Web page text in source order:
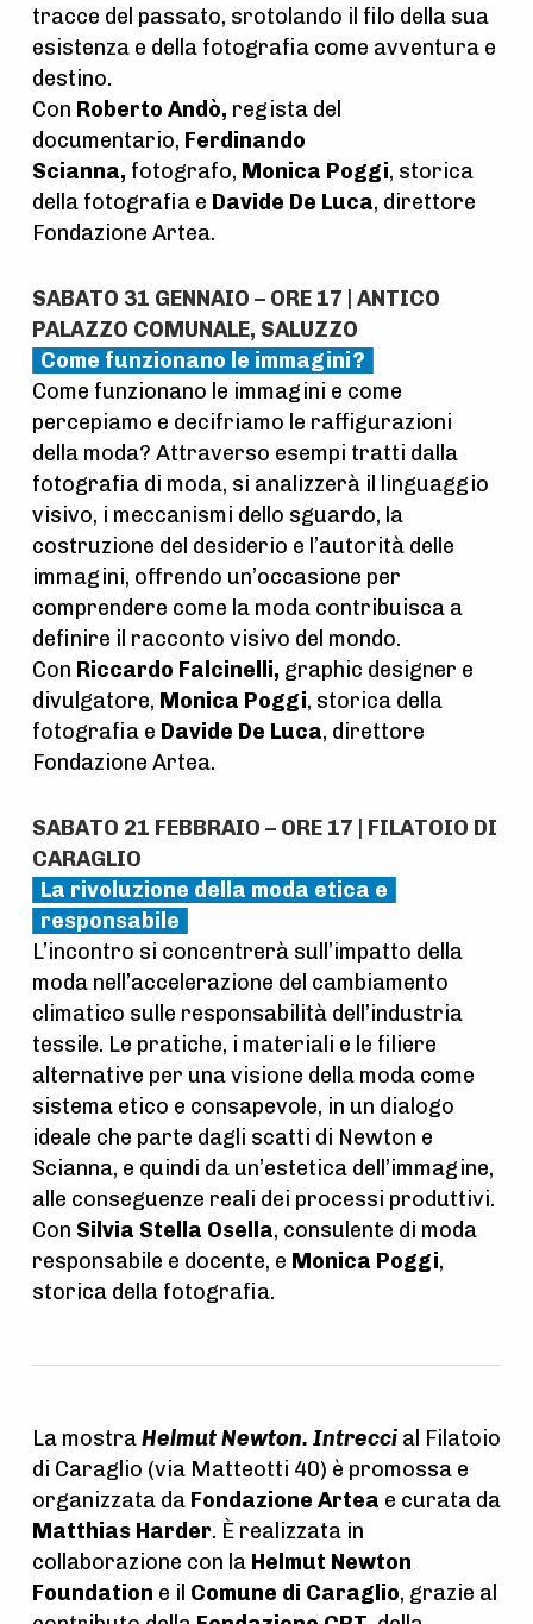
tracce del passato, srotolando il filo della sua
esistenza e della fotografia come avventura e
destino.
Con Roberto Andò, regista del
documentario, Ferdinando
Scianna, fotografo, Monica Poggi, storica
della fotografia e Davide De Luca, direttore
Fondazione Artea.
SABATO 31 GENNAIO – ORE 17 | ANTICO
PALAZZO COMUNALE, SALUZZO
Come funzionano le immagini?
Come funzionano le immagini e come
percepiamo e decifriamo le raffigurazioni
della moda? Attraverso esempi tratti dalla
fotografia di moda, si analizzerà il linguaggio
visivo, i meccanismi dello sguardo, la
costruzione del desiderio e l’autorità delle
immagini, offrendo un’occasione per
comprendere come la moda contribuisca a
definire il racconto visivo del mondo.
Con Riccardo Falcinelli, graphic designer e
divulgatore, Monica Poggi, storica della
fotografia e Davide De Luca, direttore
Fondazione Artea.
SABATO 21 FEBBRAIO – ORE 17 | FILATOIO DI
CARAGLIO
La rivoluzione della moda etica e
responsabile
L’incontro si concentrerà sull’impatto della
moda nell’accelerazione del cambiamento
climatico sulle responsabilità dell’industria
tessile. Le pratiche, i materiali e le filiere
alternative per una visione della moda come
sistema etico e consapevole, in un dialogo
ideale che parte dagli scatti di Newton e
Scianna, e quindi da un’estetica dell’immagine,
alle conseguenze reali dei processi produttivi.
Con Silvia Stella Osella, consulente di moda
responsabile e docente, e Monica Poggi,
storica della fotografia.
La mostraHelmut Newton. Intreccial Filatoio
di Caraglio (via Matteotti 40) è promossa e
organizzata da Fondazione Artea e curata da
Matthias Harder. È realizzata in
collaborazione con la Helmut Newton
Foundation e il Comune di Caraglio, grazie al